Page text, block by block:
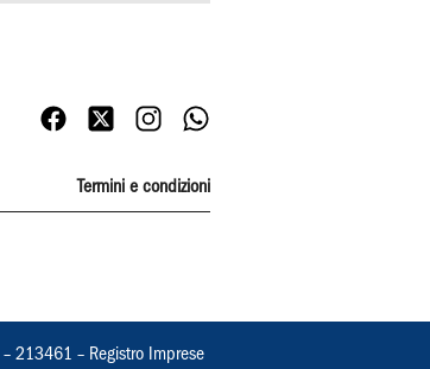
Termini e condizioni
213461 – Registro Imprese